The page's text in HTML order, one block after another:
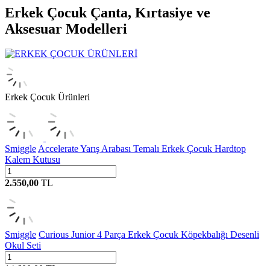
Erkek Çocuk Çanta, Kırtasiye ve
Aksesuar Modelleri
Erkek Çocuk Ürünleri
SmiggleAccelerate Yarış Arabası Temalı Erkek Çocuk Hardtop
Kalem Kutusu
2.550,00 TL
Smiggle Curious Junior 4 Parça Erkek Çocuk Köpekbalığı Desenli
Okul Seti